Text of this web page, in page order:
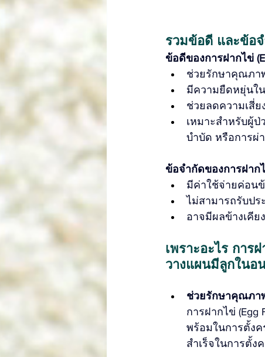
รวมข้อดี และข้อจ
ข้อดีของการฝากไข่
ช่วยรักษาคุณภา
มีความยืดหยุ่นใ
ช่วยลดความเสี่
เหมาะสำหรับผู้ป่
บำบัด หรือการผ่
ข้อจำกัดของการฝากไ
มีค่าใช้จ่ายค่อนข้
ไม่สามารถรับปร
อาจมีผลข้างเคี
เพราะอะไร การ
วางแผนมีลูกในอ
ช่วยรักษาคุณภา
การฝากไข่ (Egg
พร้อมในการตั้ง
สำเร็จในการตั้ง